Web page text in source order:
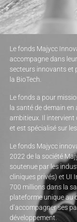
Le fonds Majycc
accompagne dans
secteurs innovants et
la BioTech.
Le fonds a pour
la santé de demain
ambitieux. Il intervient
et est spécialisé sur
Le fonds Majycc
2022 de la société
soutenue par les
cliniques privés) et UI
700 millions dans la
plateforme unique au
d’accompagner ses
développement.